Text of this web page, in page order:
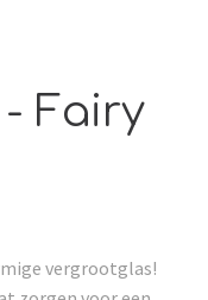
Fairy
vergrootglas!